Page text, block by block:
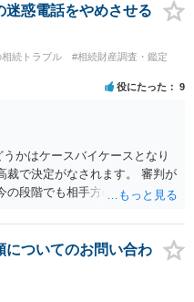
う。 不動産は、相続登記が済ん
子様と義父様のつながりがわ
せ」という手続きをすると、
造等により既に相続登記され
りをつけて登記名義を調べて
をしていますので、特に相場
本弁護士連合会が設けていた
護士は一定数いると思います
う。
迷惑電話をやめさせる
続トラブル
#相続財産調査・鑑定
役にたった 9
かはケースバイケースとなり
裁で決定がなされます。 審判が
の段階でも相手方の連絡が迷惑
についてのお問い合わ